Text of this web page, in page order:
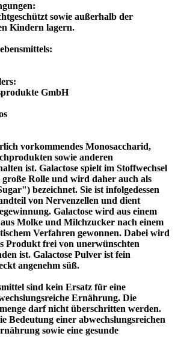
sowie außerhalb der
Kindern lagern.
GmbH
vorkommendes Monosaccharid,
sowie anderen
ist. Galactose spielt im Stoffwechsel
große Rolle und wird daher auch als
bezeichnet. Sie ist infolgedessen
von Nervenzellen und dient
Galactose wird aus einem
Molke und Milchzucker nach einem
Verfahren gewonnen. Dabei wird
Produkt frei von unerwünschten
ist. Galactose Pulver ist fein
angenehm süß.
sind kein Ersatz für eine
Ernährung. Die
darf nicht überschritten werden.
Bedeutung einer abwechslungsreichen
sowie eine gesunde